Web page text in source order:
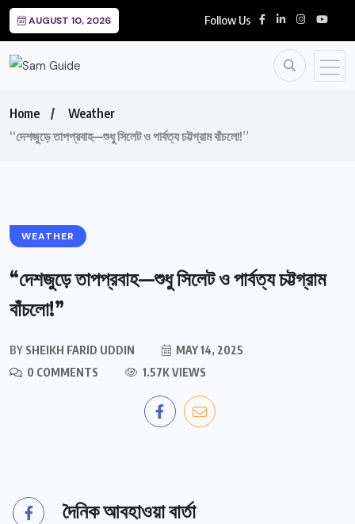
AUGUST 10, 2026 Follow Us
Home
Weather
“দেশজুড়ে তাপপ্রবাহ—শুধু সিলেট ও পার্বত্য চট্টগ্রাম বাঁচলো!”
WEATHER
“দেশজুড়ে তাপপ্রবাহ—শুধু সিলেট ও পার্বত্য চট্টগ্রাম
বাঁচলো!”
BY SHEIKH FARID UDDIN
MAY 14, 2025
0 COMMENTS
1.57K VIEWS
দৈনিক আবহাওয়া বার্তা